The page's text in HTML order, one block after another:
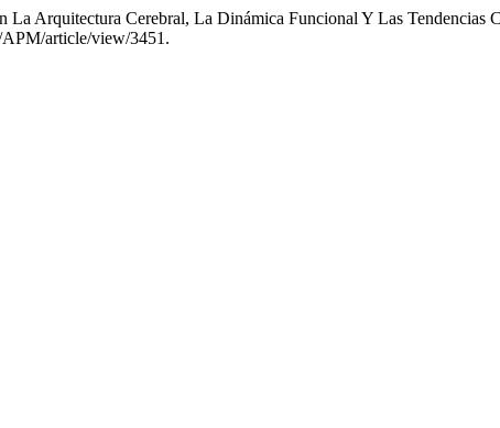
Arquitectura Cerebral, La Dinámica Funcional Y Las Tendencias
APM/article/view/3451.